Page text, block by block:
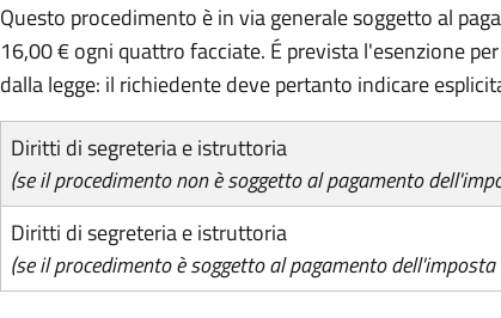
Questo procedimento è in via generale soggetto al
16,00 € ogni quattro facciate. É prevista l'esenzione
dalla legge: il richiedente deve pertanto indicare
Diritti di segreteria e istruttoria
(se il procedimento non è soggetto al pagamento
Diritti di segreteria e istruttoria
(se il procedimento è soggetto al pagamento